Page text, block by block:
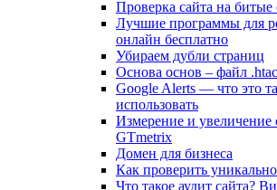
Проверка сайта на битые
Лучшие программы для
онлайн бесплатно
Убираем дубли страниц
Основа основ – файл
Google Alerts — что это
использовать
Измерение и увеличение
GTmetrix
Домен для бизнеса
Как проверить
Что такое аудит сайта?